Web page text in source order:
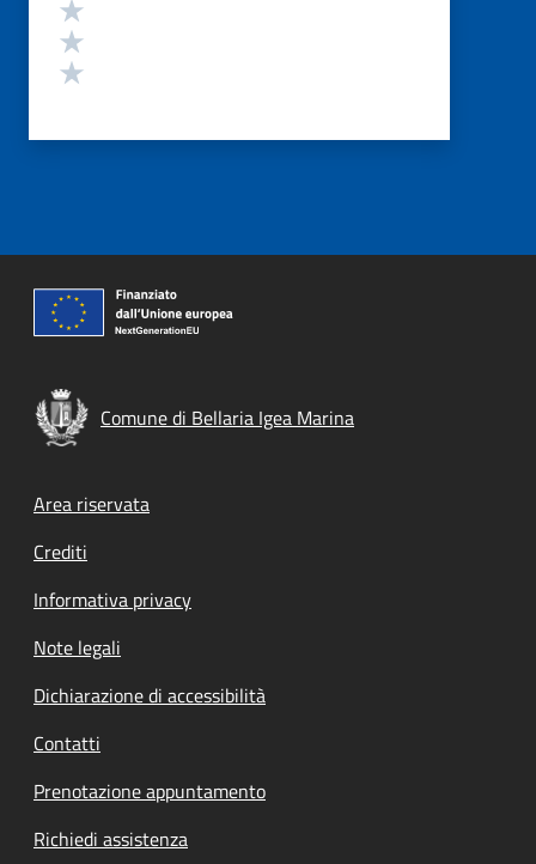
Comune di Bellaria Igea Marina
Footer menu
Area riservata
Crediti
Informativa privacy
Note legali
Dichiarazione di accessibilità
Contatti
Prenotazione appuntamento
Richiedi assistenza